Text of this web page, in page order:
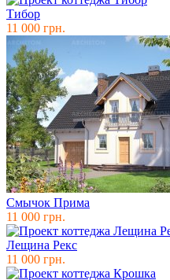
Тибор
11 000 грн.
Смычок Прима
11 000 грн.
Лещина Рекс
11 000 грн.